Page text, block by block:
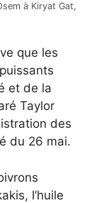
à Kiryat Gat,
que les
et de la
Taylor
des
du 26 mai.
l’huile